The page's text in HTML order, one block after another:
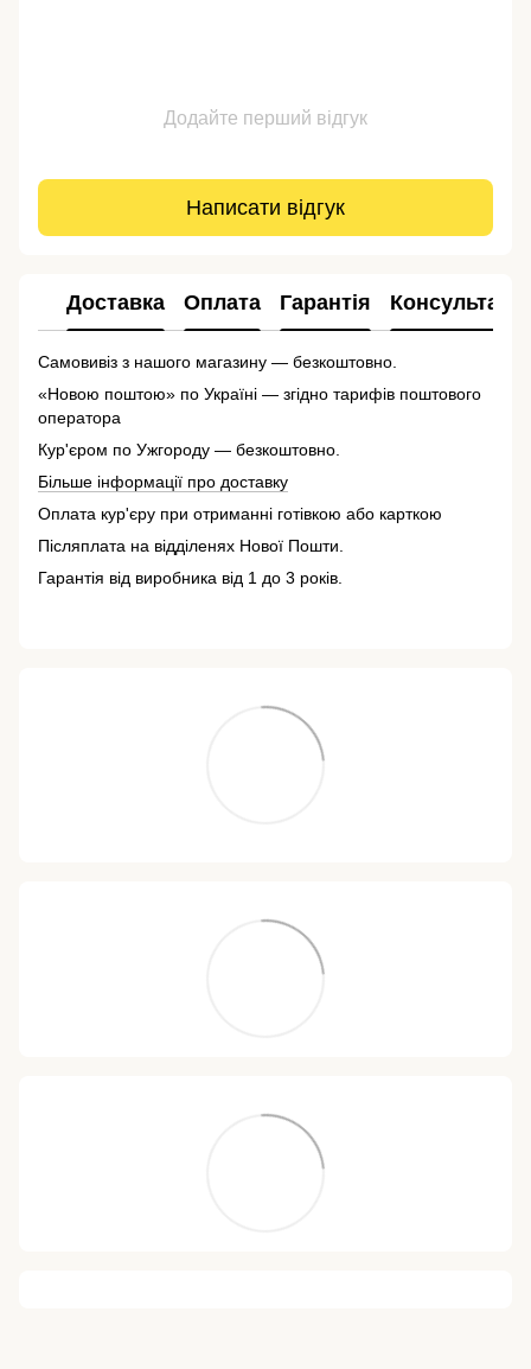
Додайте перший відгук
Написати відгук
Доставка Оплата Гарантія Консультація
Самовивіз з нашого магазину — безкоштовно.
«Новою поштою» по Україні — згідно тарифів поштового
оператора
Кур'єром по Ужгороду — безкоштовно.
Більше інформації про доставку
Оплата кур'єру при отриманні готівкою або карткою
Післяплата на відділенях Нової Пошти.
Гарантія від виробника від 1 до 3 років.